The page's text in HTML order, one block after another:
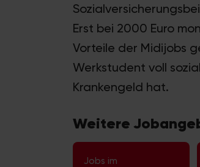
Erst bei 2000 Euro
Vorteile der Midijobs
Werkstudent voll
Krankengeld hat.
Weitere
Jobs im